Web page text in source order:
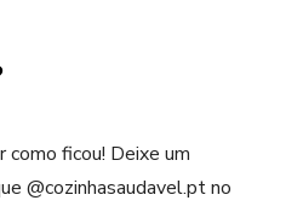
como ficou! Deixe um
@cozinhasaudavel.pt no